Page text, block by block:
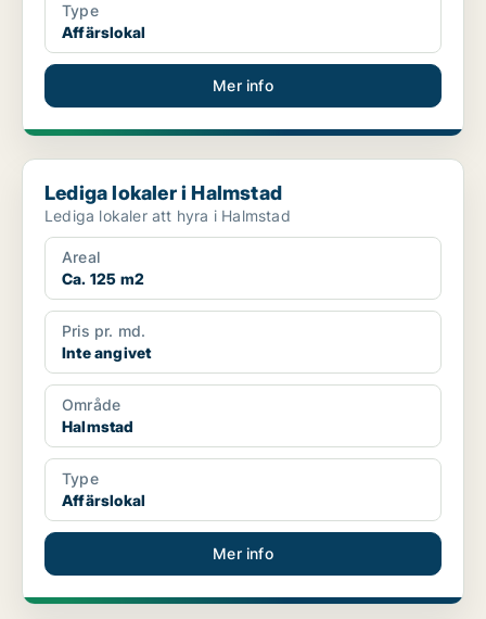
Type
Affärslokal
Mer info
Lediga lokaler i Halmstad
Lediga lokaler i Halmstad
Lediga lokaler att hyra i Halmstad
Areal
Ca. 125 m2
Pris pr. md.
Inte angivet
Område
Halmstad
Type
Affärslokal
Mer info